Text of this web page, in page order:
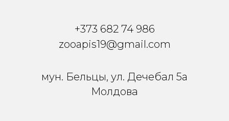
+373 682 74 986
zooapis19@gmail.com
мун. Бельцы, ул. Дечебал 5a
Молдова